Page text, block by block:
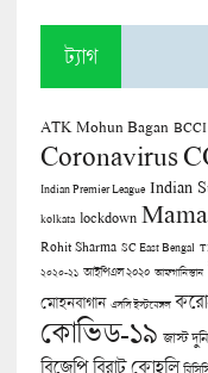
ট্যাগ
ATK Mohun Bagan BCCI
Coronavirus
Indian Premier League Indian
kolkata lockdown
Rohit Sharma SC East Bengal
২০২০-২১ আইপিএল ২০২০ আফগানিস্তান
মোহনবাগান এসসি ইস্টবেঙ্গল
কোভিড-১৯ জাস্ট
বিজেপি বিরাট কোহলি